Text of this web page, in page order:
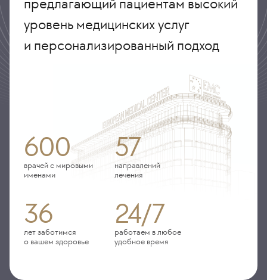
предлагающий пациентам высокий
уровень медицинских услуг
и персонализированный подход
600
врачей с мировыми
именами
57
направлений
лечения
36
лет заботимся
о вашем здоровье
24/7
работаем в любое
удобное время